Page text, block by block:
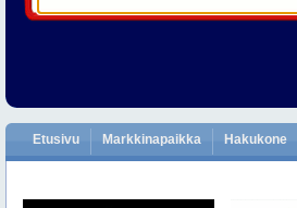
Etusivu Markkinapaikka Hakukone